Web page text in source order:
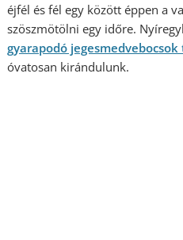
éjfél és fél egy között éppen a
szöszmötölni egy időre.
gyarapodó
óvatosan kirándulunk.